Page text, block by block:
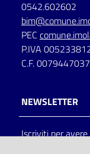
Seguici
su
0542.602602
PEC
P.IVA
C.F.
NEWSLETTER
Iscriviti per